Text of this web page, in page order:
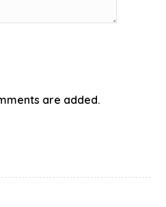
are added.